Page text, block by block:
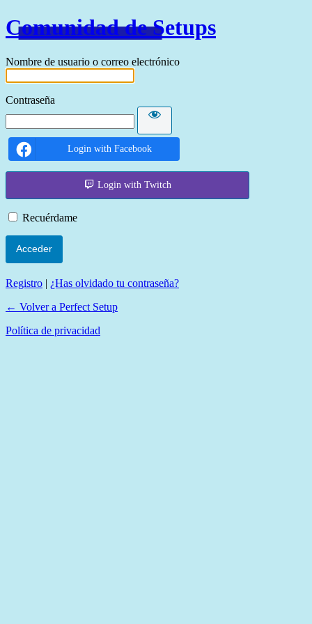
Comunidad de Setups
Nombre de usuario o correo electrónico
Contraseña
Login with Facebook
Login with Twitch
Recuérdame
Registro | ¿Has olvidado tu contraseña?
← Volver a Perfect Setup
Política de privacidad